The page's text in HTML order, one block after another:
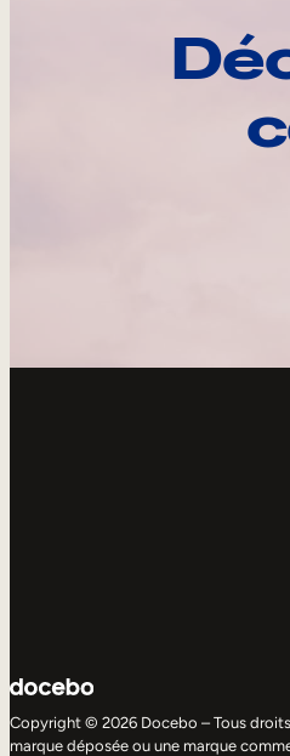
Copyright © 2026 Docebo – Tous
marque déposée ou une marque